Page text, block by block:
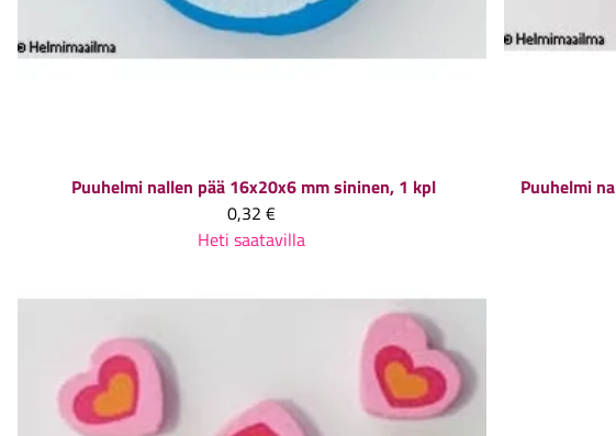
Puuhelmi nallen pää 16x20x6 mm sininen, 1 kpl
0,32 €
Heti saatavilla
Puuhelmi